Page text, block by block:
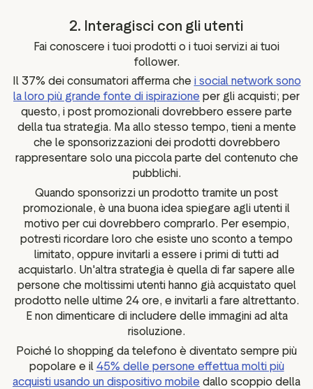
2. Interagisci con gli utenti
Fai conoscere i tuoi prodotti o i tuoi servizi ai tuoi
follower.
Il 37% dei consumatori afferma che i social network sono
la loro più grande fonte di ispirazione per gli acquisti; per
questo, i post promozionali dovrebbero essere parte
della tua strategia. Ma allo stesso tempo, tieni a mente
che le sponsorizzazioni dei prodotti dovrebbero
rappresentare solo una piccola parte del contenuto che
pubblichi.
Quando sponsorizzi un prodotto tramite un post
promozionale, è una buona idea spiegare agli utenti il
motivo per cui dovrebbero comprarlo. Per esempio,
potresti ricordare loro che esiste uno sconto a tempo
limitato, oppure invitarli a essere i primi di tutti ad
acquistarlo. Un'altra strategia è quella di far sapere alle
persone che moltissimi utenti hanno già acquistato quel
prodotto nelle ultime 24 ore, e invitarli a fare altrettanto.
E non dimenticare di includere delle immagini ad alta
risoluzione.
Poiché lo shopping da telefono è diventato sempre più
popolare e il 45% delle persone effettua molti più
acquisti usando un dispositivo mobile dallo scoppio della